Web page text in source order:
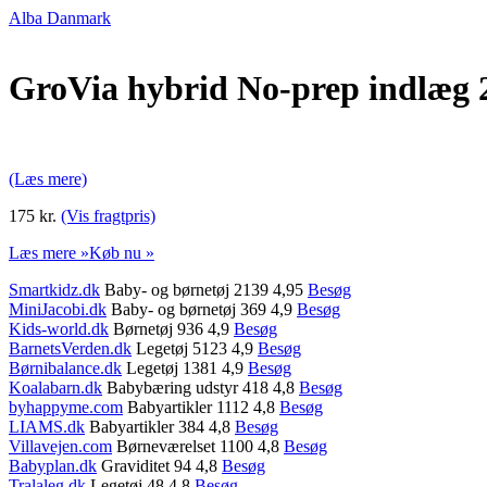
Alba Danmark
GroVia hybrid No-prep indlæg
(Læs mere)
175 kr. (Vis fragtpris)
Læs mere »Køb nu »
Smartkidz.dk Baby- og børnetøj 2139 4,95 Besøg
MiniJacobi.dk Baby- og børnetøj 369 4,9 Besøg
Kids-world.dk Børnetøj 936 4,9 Besøg
BarnetsVerden.dk Legetøj 5123 4,9 Besøg
Børnibalance.dk Legetøj 1381 4,9 Besøg
Koalabarn.dk Babybæring udstyr 418 4,8 Besøg
byhappyme.com Babyartikler 1112 4,8 Besøg
LIAMS.dk Babyartikler 384 4,8 Besøg
Villavejen.com Børneværelset 1100 4,8 Besøg
Babyplan.dk Graviditet 94 4,8 Besøg